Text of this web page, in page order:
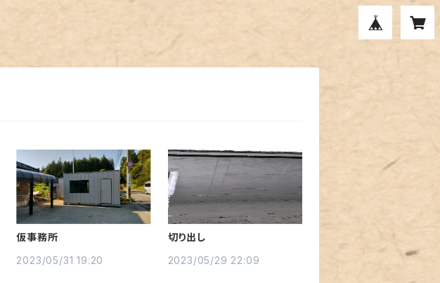
仮事務所
2023/05/31 19:20
切り出し
2023/05/29 22:09